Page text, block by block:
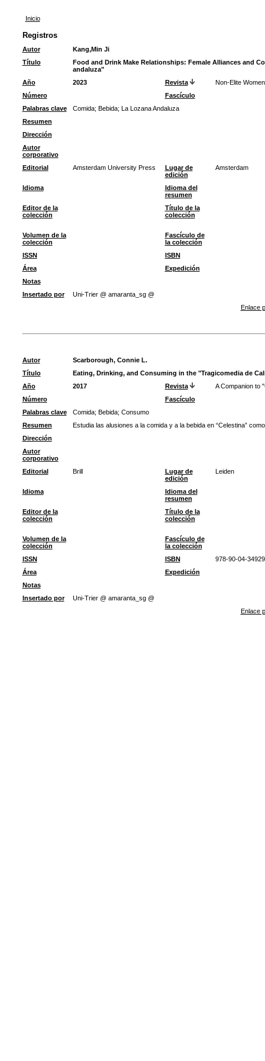
Inicio
Registros
Autor
Kang,Min Ji
Título
Food and Drink Make Relationships: Female Alliances and
andaluza"
Año
2023 Revista
Non-Elite
Número
Fascículo
Palabras clave
Comida; Bebida; La Lozana Andaluza
Resumen
Dirección
Autor
corporativo
Editorial
Amsterdam University Press
Lugar de
edición
Amsterdam
Idioma
Idioma del
resumen
Editor de la
colección
Título de la
colección
Volumen de la
colección
Fascículo de
la colección
ISSN
ISBN
Área
Expedición
Notas
Insertado por
Uni-Trier @ amaranta_sg @
Enlace
Autor
Scarborough, Connie L.
Título
Eating, Drinking, and Consuming in the "Tragicomedia de
Año
2017 Revista
A Companion to
Número
Fascículo
Palabras clave
Comida; Bebida; Consumo
Resumen
Estudia las alusiones a la comida y a la bebida en “Celestina”
Dirección
Autor
corporativo
Editorial
Brill
Lugar de
edición
Leiden
Idioma
Idioma del
resumen
Editor de la
colección
Título de la
colección
Volumen de la
colección
Fascículo de
la colección
ISSN
ISBN
978-90-04-
Área
Expedición
Notas
Insertado por
Uni-Trier @ amaranta_sg @
Enlace